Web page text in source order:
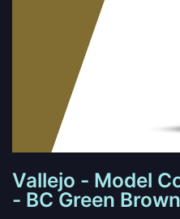
Vallejo - Model
- BC Green